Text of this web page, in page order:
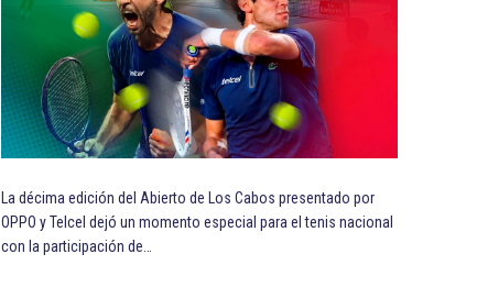
La décima edición del Abierto de Los Cabos presentado por
OPPO y Telcel dejó un momento especial para el tenis nacional
con la participación de…